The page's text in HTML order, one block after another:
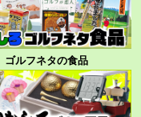
ゴルフネタの食品